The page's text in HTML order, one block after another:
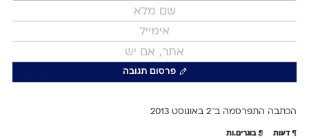
פרסום תגובה
הכתבה התפרסמה ב־2 ב אוגוסט 2013
דעות בוגרים.ות